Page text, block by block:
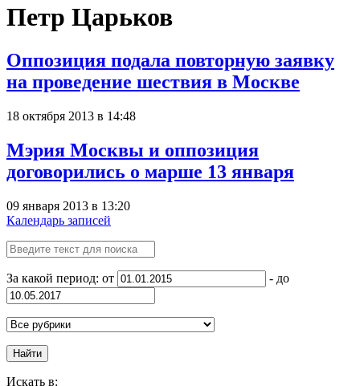
Петр Царьков
Оппозиция подала повторную заявку
на проведение шествия в Москве
18 октября 2013 в 14:48
Мэрия Москвы и оппозиция
договорились о марше 13 января
09 января 2013 в 13:20
Календарь записей
За какой период: от - до
Найти
Искать в: